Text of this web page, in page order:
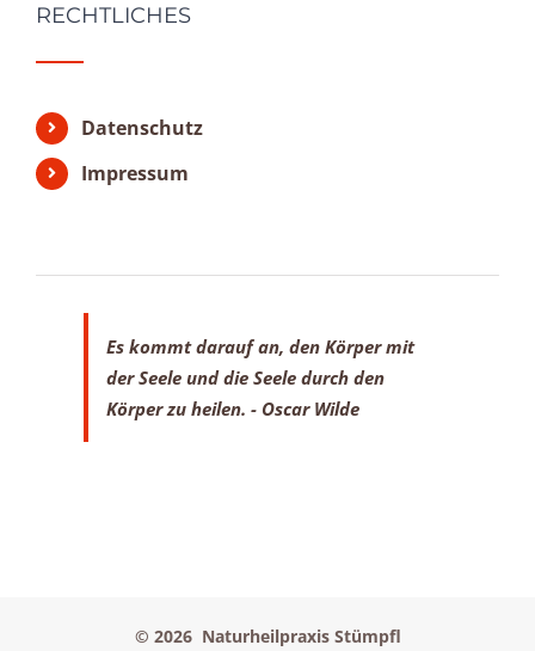
RECHTLICHES
Datenschutz
Impressum
Es kommt darauf an, den Körper mit
der Seele und die Seele durch den
Körper zu heilen. - Oscar Wilde
© 2026 Naturheilpraxis Stümpfl